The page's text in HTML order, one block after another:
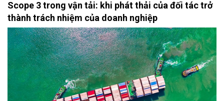
Scope 3 trong vận tải: khi phát thải của đối tác trở
thành trách nhiệm của doanh nghiệp